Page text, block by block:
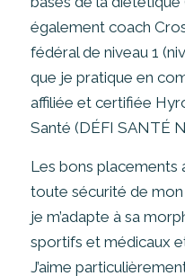
également coach
fédéral de niveau 1
que je pratique en
affiliée et certifiée
Santé (DÉFI SANTÉ
Les bons placements
toute sécurité de
je m’adapte à sa
sportifs et médicaux
J’aime